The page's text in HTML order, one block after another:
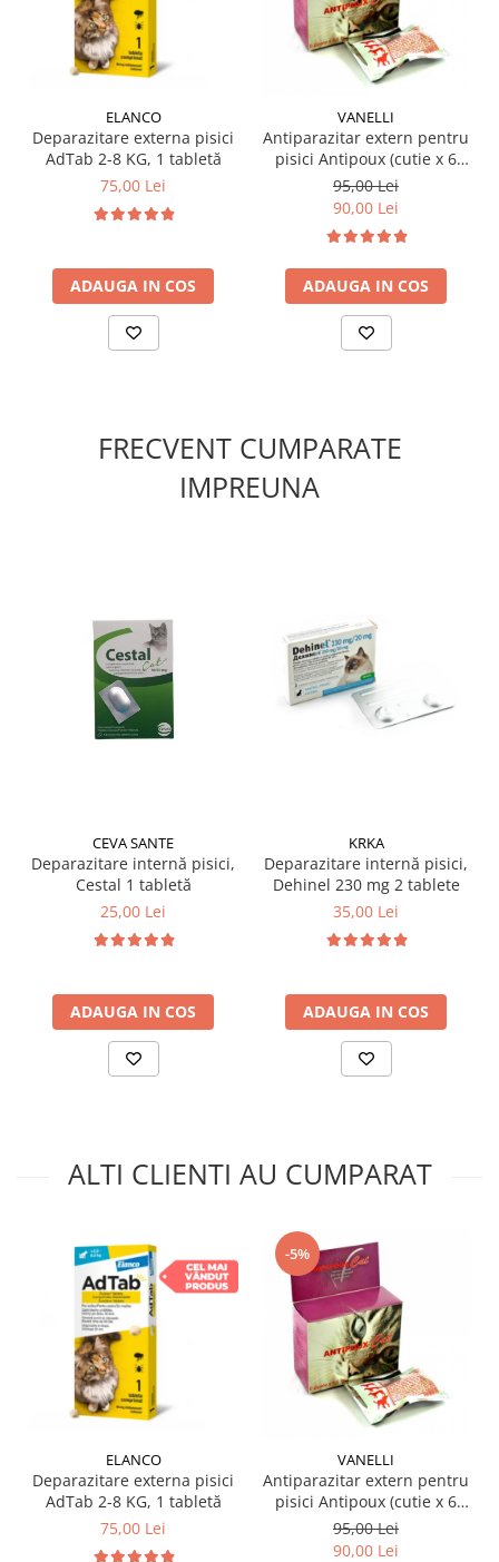
cărare în blană până pielea devine vizibilă, apoi se
goleste conținutul pipetei în mai multe puncte distanțate
2–3 cm. Nu repetați administrarea înainte de 4
săptămâni. Evitați ca animalele să se lingă între ele sau
să intre în contact cu zona tratată până la absorbția
completă.
✔️ Compoziție:
Substanță activă: Fipronil 100 mg/ml
1 pipetă conține 0,5 ml soluție
ELANCO
Deparazitare externa pisici
AdTab 2-8 KG, 1 tabletă
75,00 Lei
ADAUGA IN COS
VANELLI
Antiparazitar extern pentru
pisici Antipoux (cutie x 6
pipete)
95,00 Lei
90,00 Lei
ADAUGA IN COS
FRECVENT CUMPARATE
IMPREUNA
CEVA SANTE
Deparazitare internă pisici,
Cestal 1 tabletă
25,00 Lei
ADAUGA IN COS
KRKA
Deparazitare internă pisici,
Dehinel 230 mg 2 tablete
35,00 Lei
ADAUGA IN COS
ALTI CLIENTI AU CUMPARAT
ELANCO
Deparazitare externa pisici
AdTab 2-8 KG, 1 tabletă
75,00 Lei
-5%
VANELLI
Antiparazitar extern pentru
pisici Antipoux (cutie x 6
pipete)
95,00 Lei
90,00 Lei